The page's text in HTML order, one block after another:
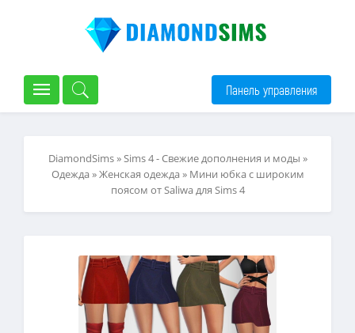
Панель управления
DiamondSims»Sims 4 - Свежие дополнения и моды »
Одежда»Женская одежда» Мини юбка с широким
поясом от Saliwa для Sims 4